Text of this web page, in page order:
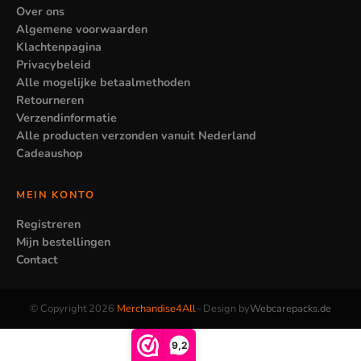
9,2
spricht vor allem Fans des Films an und ist weniger für
jüngere Kinder oder für jemanden geeignet, der etwas
Fröhliches sucht. Achte also auf den Stil im Verhältnis zu der
Person, die es nutzt, damit das Geschenk wirklich geschätzt
wird.
Over ons
Algemene voorwaarden
Klachtenpagina
Privacybeleid
Alle mogelijke betaalmethoden
Retourneren
Verzendinformatie
Alle producten verzonden vanuit Nederland
Cadeaushop
MEIN KONTO
Registreren
Mijn bestellingen
Contact
© Copyright 2026 Merchandise4All– Design byWebcarepacks.de